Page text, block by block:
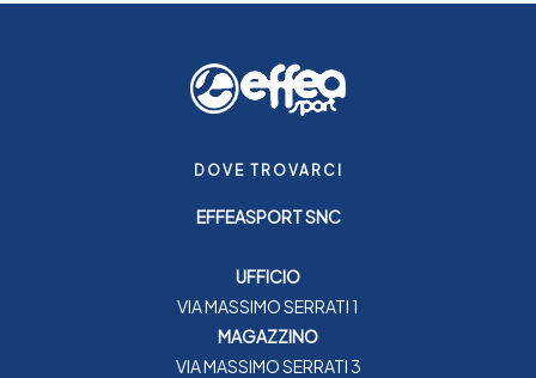
DOVE TROVARCI
EFFEASPORT SNC
UFFICIO
VIA MASSIMO SERRATI 1
MAGAZZINO
VIA MASSIMO SERRATI 3